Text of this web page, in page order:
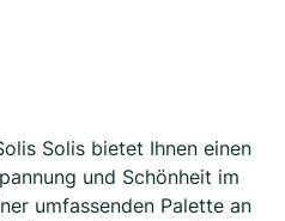
Solis bietet Ihnen einen
und Schönheit im
umfassenden Palette an